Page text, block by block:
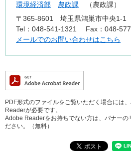
環境経済部 農政課
農政課
〒365-8601
埼玉県鴻巣市中央1-1
Tel：048-541-1321
Fax：048-
メールでのお問い合わせはこちら
PDF形式のファイルをご覧いただく場合には
Readerが必要です。
Adobe Readerをお持ちでない方は、バナーの
ださい。（無料）